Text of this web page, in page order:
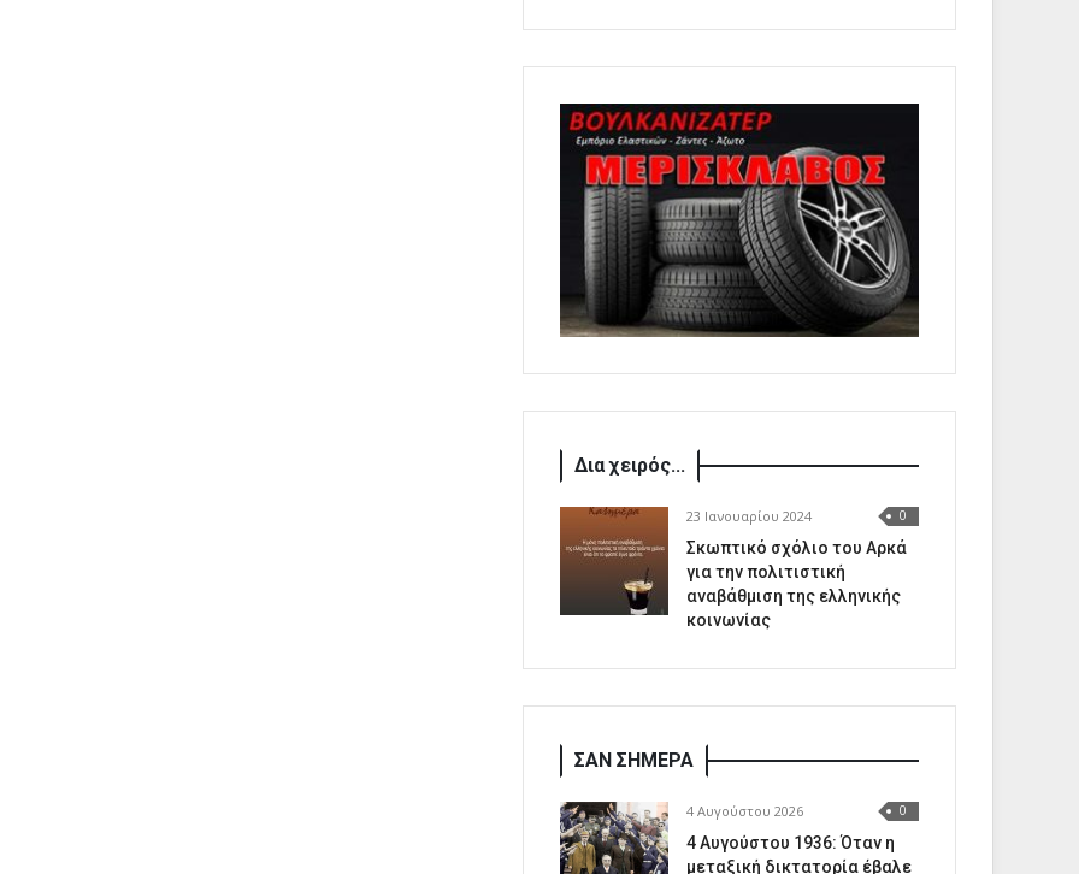
Δια χειρός...
23 Ιανουαρίου 2024 0
Σκωπτικό σχόλιο του Αρκά
για την πολιτιστική
αναβάθμιση της ελληνικής
κοινωνίας
ΣΑΝ ΣΗΜΕΡΑ
4 Αυγούστου 2026 0
4 Αυγούστου 1936: Όταν η
μεταξική δικτατορία έβαλε